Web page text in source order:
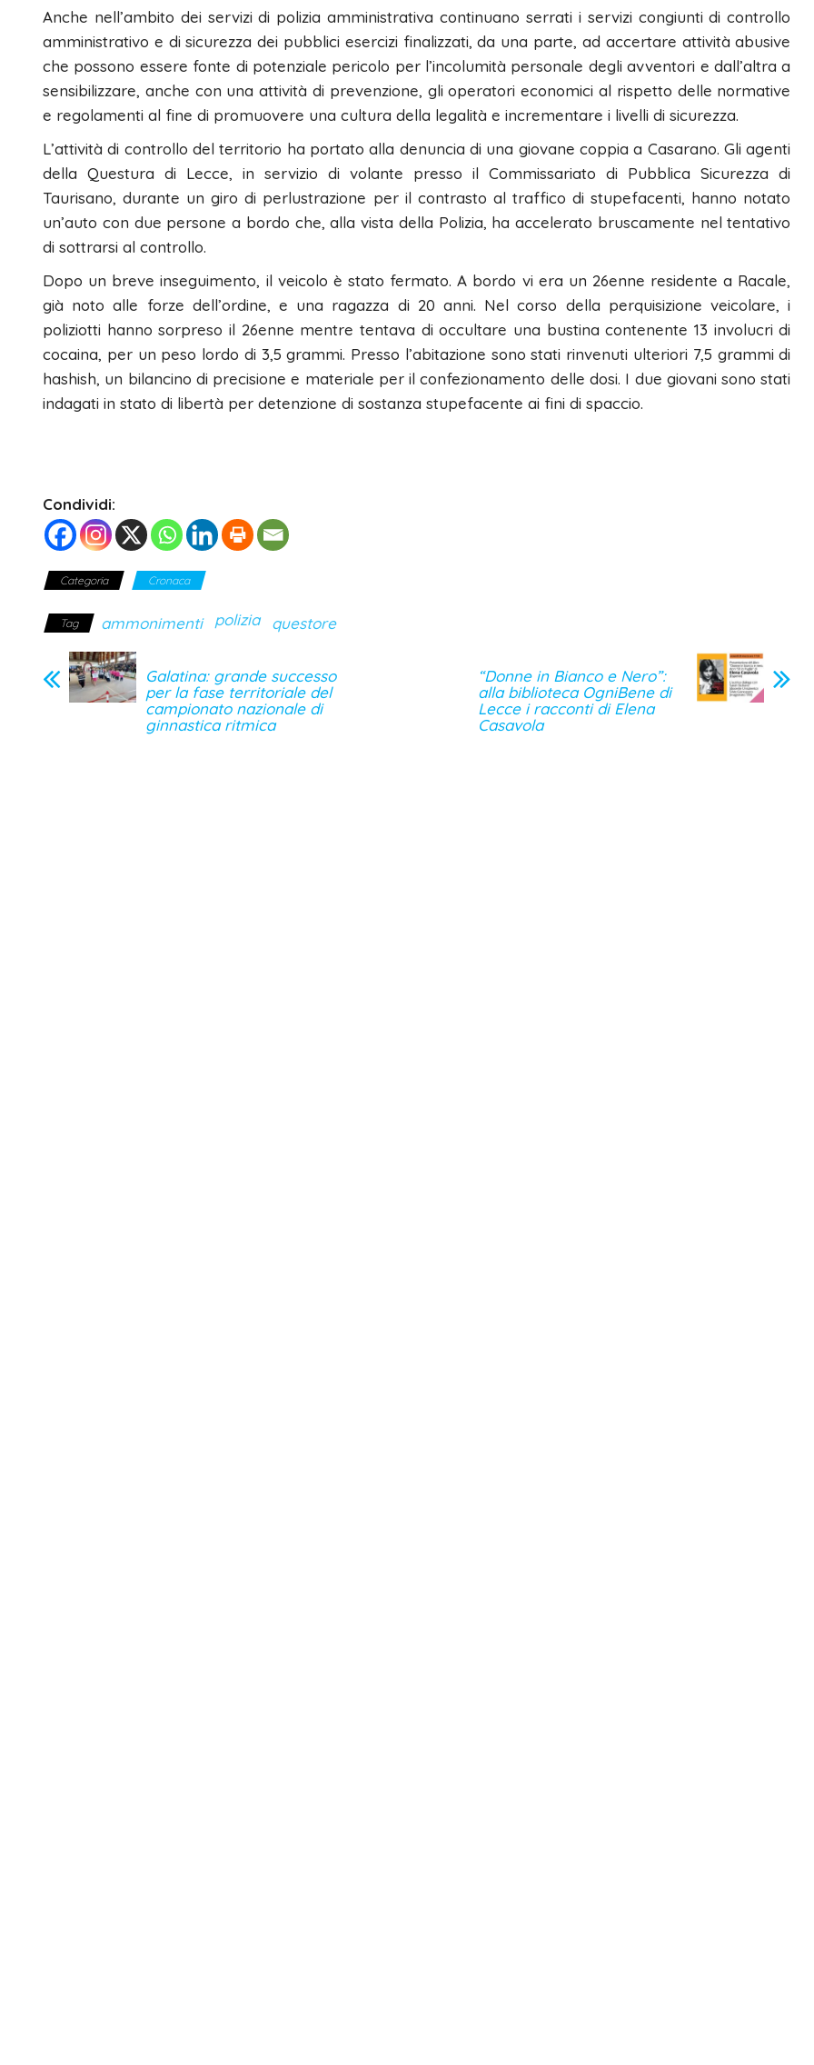
Anche nell’ambito dei servizi di polizia amministrativa continuano serrati i servizi congiunti di controllo
amministrativo e di sicurezza dei pubblici esercizi finalizzati, da una parte, ad accertare attività abusive
che possono essere fonte di potenziale pericolo per l’incolumità personale degli avventori e dall’altra a
sensibilizzare, anche con una attività di prevenzione, gli operatori economici al rispetto delle normative
e regolamenti al fine di promuovere una cultura della legalità e incrementare i livelli di sicurezza.
L’attività di controllo del territorio ha portato alla denuncia di una giovane coppia a Casarano. Gli agenti
della Questura di Lecce, in servizio di volante presso il Commissariato di Pubblica Sicurezza di
Taurisano, durante un giro di perlustrazione per il contrasto al traffico di stupefacenti, hanno notato
un’auto con due persone a bordo che, alla vista della Polizia, ha accelerato bruscamente nel tentativo
di sottrarsi al controllo.
​Dopo un breve inseguimento, il veicolo è stato fermato. A bordo vi era un 26enne residente a Racale,
già noto alle forze dell’ordine, e una ragazza di 20 anni. Nel corso della perquisizione veicolare, i
poliziotti hanno sorpreso il 26enne mentre tentava di occultare una bustina contenente 13 involucri di
cocaina, per un peso lordo di 3,5 grammi. Presso l’abitazione sono stati rinvenuti ulteriori 7,5 grammi di
hashish, un bilancino di precisione e materiale per il confezionamento delle dosi. I due giovani sono stati
indagati in stato di libertà per detenzione di sostanza stupefacente ai fini di spaccio.
Condividi:
Categoria Cronaca
Tag ammonimenti polizia questore
Galatina: grande successo
per la fase territoriale del
campionato nazionale di
ginnastica ritmica
“Donne in Bianco e Nero”:
alla biblioteca OgniBene di
Lecce i racconti di Elena
Casavola